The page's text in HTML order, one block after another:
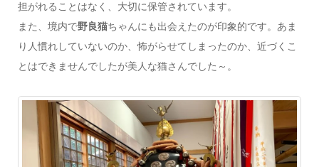
担がれることはなく、大切に保管されています。
また、境内で野良猫ちゃんにも出会えたのが印象的です。あま
り人慣れしていないのか、怖がらせてしまったのか、近づくこ
とはできませんでしたが美人な猫さんでした～。